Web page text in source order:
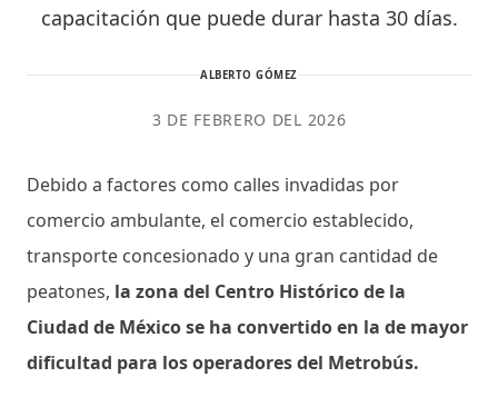
capacitación que puede durar hasta 30 días.
ALBERTO GÓMEZ
3 DE FEBRERO DEL 2026
Debido a factores como calles invadidas por
comercio ambulante, el comercio establecido,
transporte concesionado y una gran cantidad de
peatones, la zona del Centro Histórico de la
Ciudad de México se ha convertido en la de mayor
dificultad para los operadores del Metrobús.